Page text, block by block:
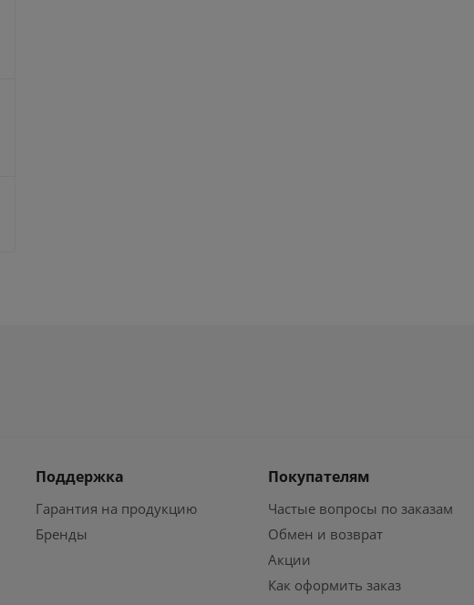
Поддержка
Гарантия на продукцию
Бренды
Покупателям
Частые вопросы по заказам
Обмен и возврат
Акции
Как оформить заказ